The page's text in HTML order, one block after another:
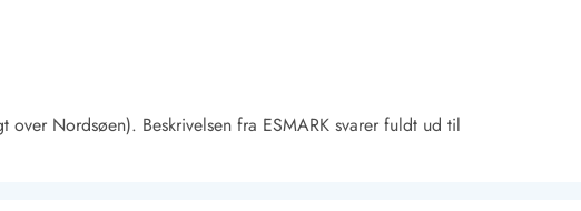
over Nordsøen). Beskrivelsen fra ESMARK svarer fuldt ud til